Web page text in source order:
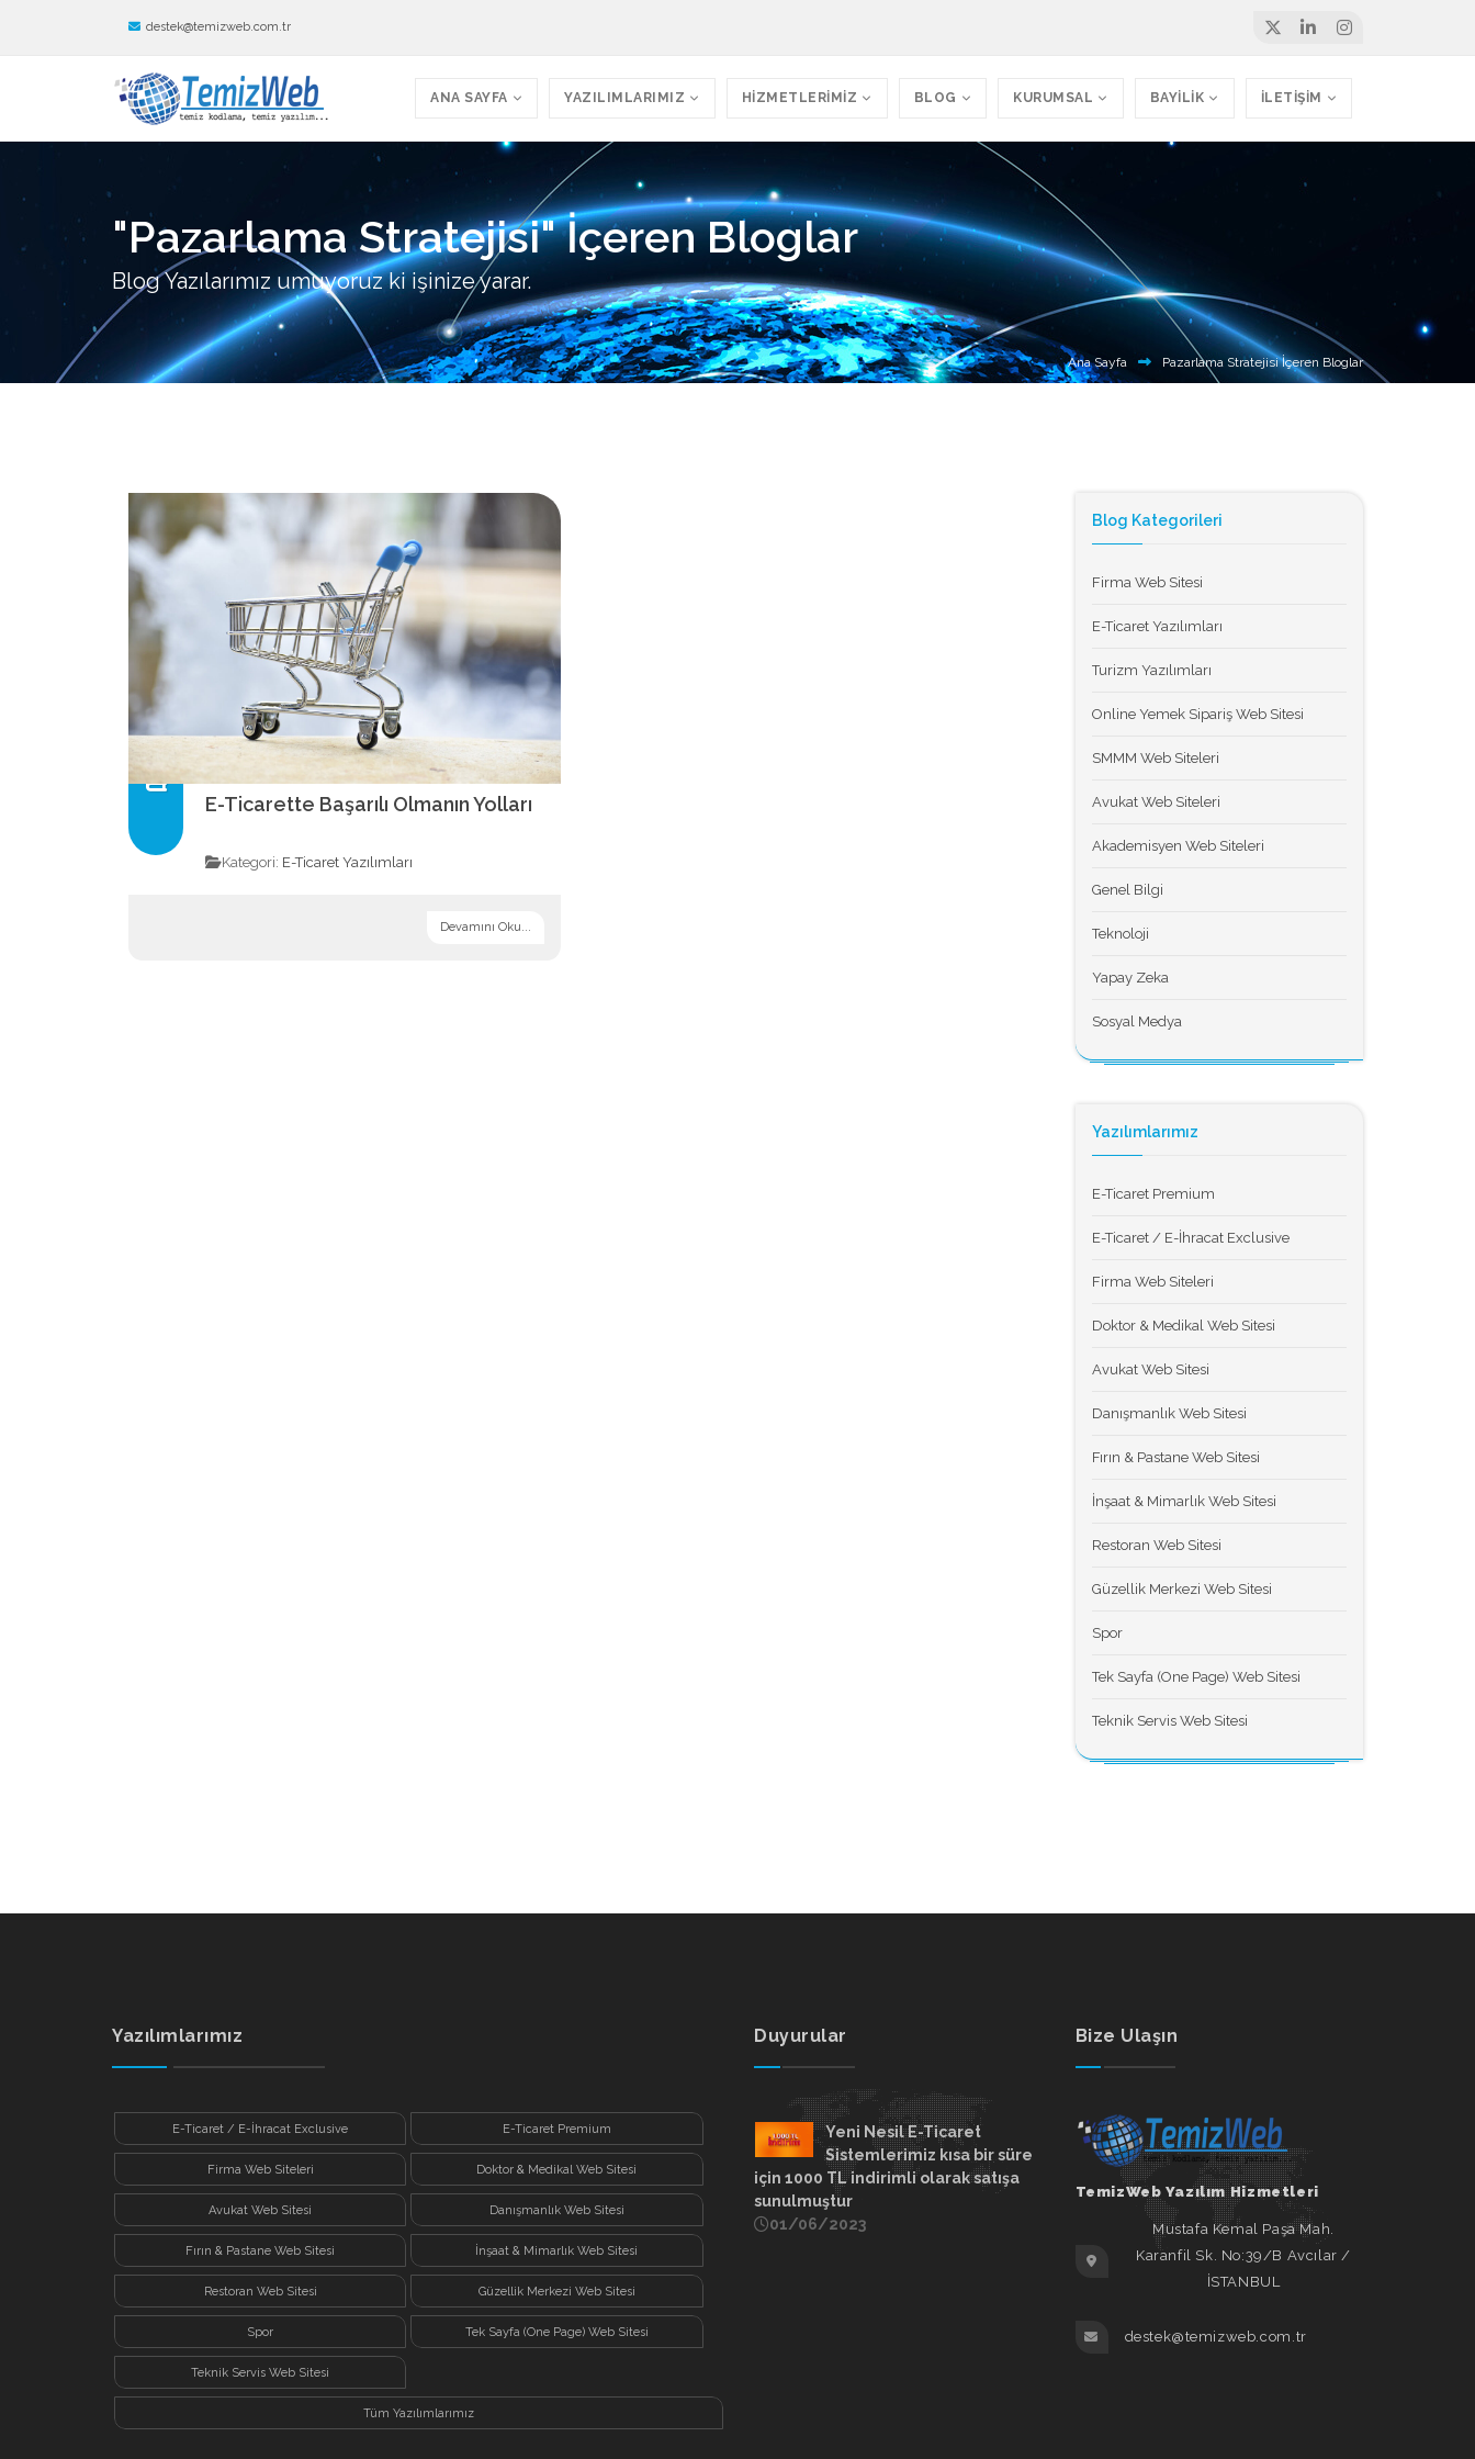
destek@temizweb.com.tr
ANA SAYFA YAZILIMLARIMIZ HİZMETLERİMİZ BLOG KURUMSAL BAYİLİK İLETİŞİM
"Pazarlama Stratejisi" İçeren Bloglar
Blog Yazılarımız umuyoruz ki işinize yarar.
Ana Sayfa Pazarlama Stratejisi İçeren Bloglar
E-Ticarette Başarılı Olmanın Yolları
Kategori: E-Ticaret Yazılımları
Devamını Oku...
Blog Kategorileri
Firma Web Sitesi
E-Ticaret Yazılımları
Turizm Yazılımları
Online Yemek Sipariş Web Sitesi
SMMM Web Siteleri
Avukat Web Siteleri
Akademisyen Web Siteleri
Genel Bilgi
Teknoloji
Yapay Zeka
Sosyal Medya
Yazılımlarımız
E-Ticaret Premium
E-Ticaret / E-İhracat Exclusive
Firma Web Siteleri
Doktor & Medikal Web Sitesi
Avukat Web Sitesi
Danışmanlık Web Sitesi
Fırın & Pastane Web Sitesi
İnşaat & Mimarlık Web Sitesi
Restoran Web Sitesi
Güzellik Merkezi Web Sitesi
Spor
Tek Sayfa (One Page) Web Sitesi
Teknik Servis Web Sitesi
Yazılımlarımız
E-Ticaret / E-İhracat Exclusive E-Ticaret Premium
Firma Web Siteleri Doktor & Medikal Web Sitesi
Avukat Web Sitesi Danışmanlık Web Sitesi
Fırın & Pastane Web Sitesi İnşaat & Mimarlık Web Sitesi
Restoran Web Sitesi Güzellik Merkezi Web Sitesi
Spor Tek Sayfa (One Page) Web Sitesi
Teknik Servis Web Sitesi
Tüm Yazılımlarımız
Duyurular
Yeni Nesil E-Ticaret
Sistemlerimiz kısa bir süre
için 1000 TL indirimli olarak satışa
sunulmuştur
01/06/2023
Bize Ulaşın
TemizWeb Yazılım Hizmetleri
Mustafa Kemal Paşa Mah.
Karanfil Sk. No:39/B Avcılar /
İSTANBUL
destek@temizweb.com.tr